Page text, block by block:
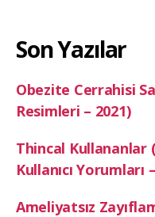
Son Yazılar
Obezite Cerrahisi
Resimleri – 2021)
Thincal Kullananlar
Kullanıcı Yorumları
Ameliyatsız